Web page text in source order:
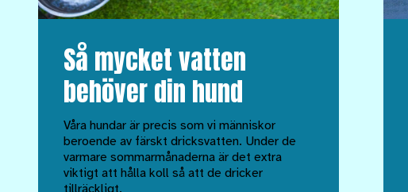
Så mycket vatten
behöver din hund
Våra hundar är precis som vi människor
beroende av färskt dricksvatten. Under de
varmare sommarmånaderna är det extra
viktigt att hålla koll så att de dricker
tillräckligt.